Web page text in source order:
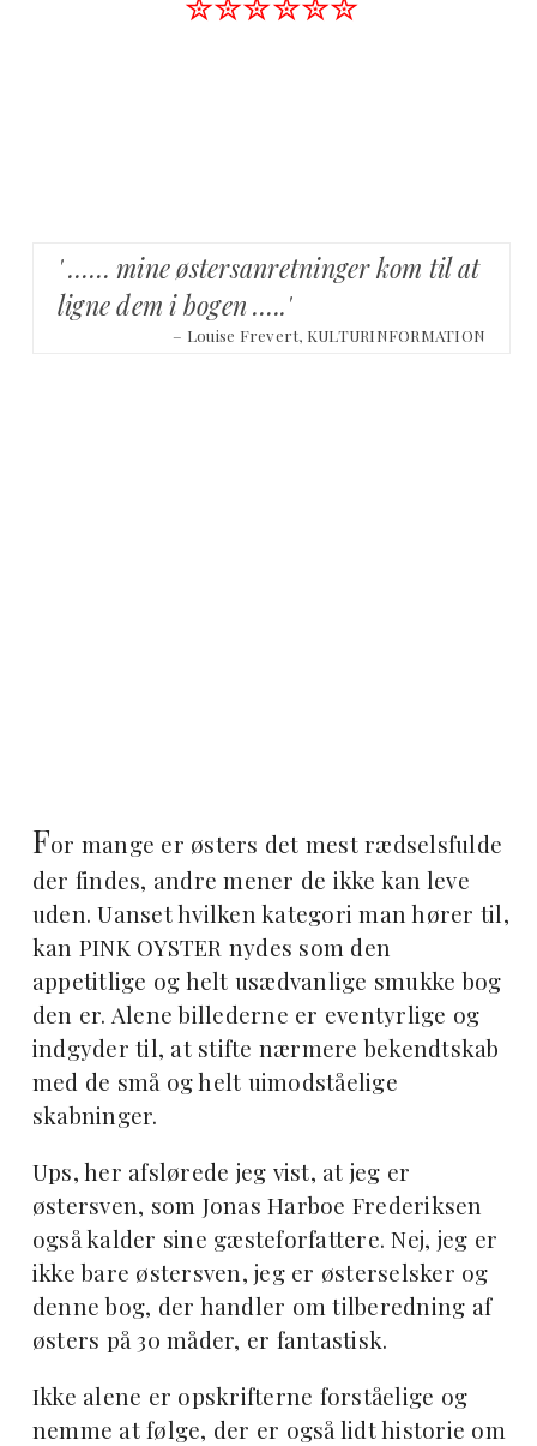
' …… mine østersanretninger kom til at
ligne dem i bogen …..'
– Louise Frevert, KULTURINFORMATION
For mange er østers det mest rædselsfulde
der findes, andre mener de ikke kan leve
uden. Uanset hvilken kategori man hører til,
kan PINK OYSTER nydes som den
appetitlige og helt usædvanlige smukke bog
den er. Alene billederne er eventyrlige og
indgyder til, at stifte nærmere bekendtskab
med de små og helt uimodståelige
skabninger.
Ups, her afslørede jeg vist, at jeg er
østersven, som Jonas Harboe Frederiksen
også kalder sine gæsteforfattere. Nej, jeg er
ikke bare østersven, jeg er østerselsker og
denne bog, der handler om tilberedning af
østers på 30 måder, er fantastisk.
Ikke alene er opskrifterne forståelige og
nemme at følge, der er også lidt historie om